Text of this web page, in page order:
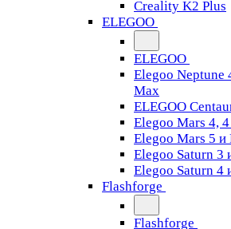
Creality K2 Plus
ELEGOO
ELEGOO
Elegoo Neptune
Max
ELEGOO
Elegoo Mars 4,
Elegoo Mars 5
Elegoo Saturn 3
Elegoo Saturn 4
Flashforge
Flashforge